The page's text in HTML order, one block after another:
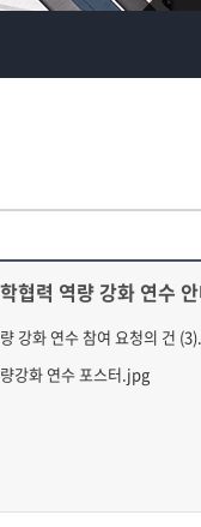
협력 역량 강화 연수
강화 연수 참여 요청의 건
강화 연수 포스터.jpg